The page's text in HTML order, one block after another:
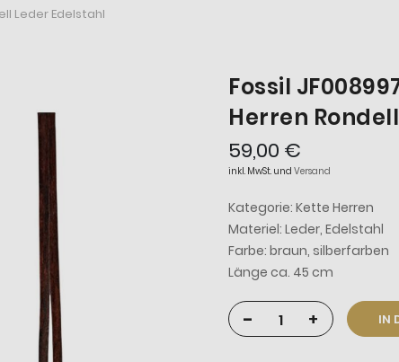
Leder Edelstahl
Fossil
Herren
59,00 €
inkl. MwSt. und Versand
Kategorie: Kette Herren
Materiel: Leder, Edelstahl
Farbe: braun, silberfarben
Länge ca. 45 cm
- + IN